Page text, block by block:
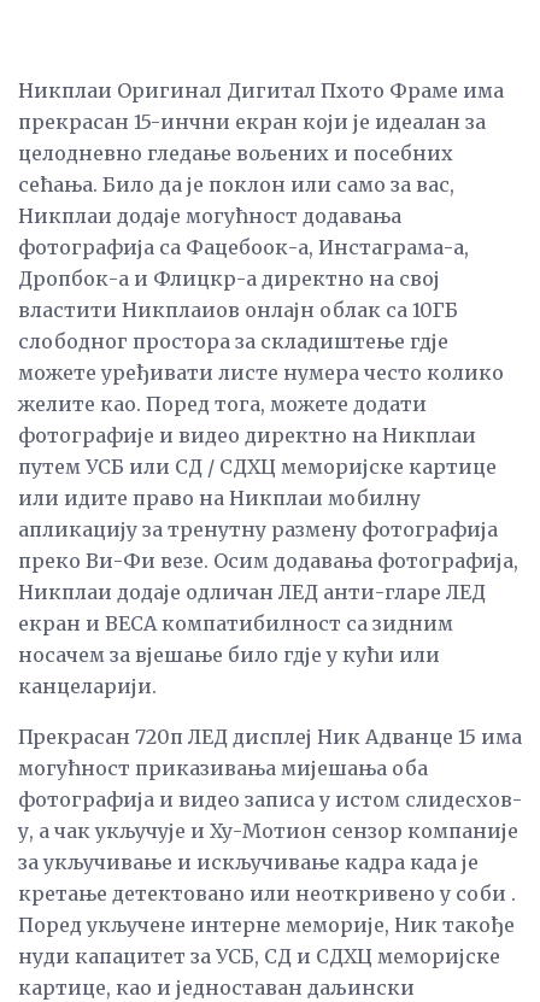
Никплаи Оригинал Дигитал Пхото Фраме има
прекрасан 15-инчни екран који је идеалан за
целодневно гледање вољених и посебних
сећања. Било да је поклон или само за вас,
Никплаи додаје могућност додавања
фотографија са Фацебоок-а, Инстаграма-а,
Дропбок-а и Флицкр-а директно на свој
властити Никплаиов онлајн облак са 10ГБ
слободног простора за складиштење гдје
можете уређивати листе нумера често колико
желите као. Поред тога, можете додати
фотографије и видео директно на Никплаи
путем УСБ или СД / СДХЦ меморијске картице
или идите право на Никплаи мобилну
апликацију за тренутну размену фотографија
преко Ви-Фи везе. Осим додавања фотографија,
Никплаи додаје одличан ЛЕД анти-гларе ЛЕД
екран и ВЕСА компатибилност са зидним
носачем за вјешање било гдје у кући или
канцеларији.
Прекрасан 720п ЛЕД дисплеј Ник Адванце 15 има
могућност приказивања мијешања оба
фотографија и видео записа у истом слидесхов-
у, а чак укључује и Ху-Мотион сензор компаније
за укључивање и искључивање кадра када је
кретање детектовано или неоткривено у соби .
Поред укључене интерне меморије, Ник такође
нуди капацитет за УСБ, СД и СДХЦ меморијске
картице, као и једноставан даљински